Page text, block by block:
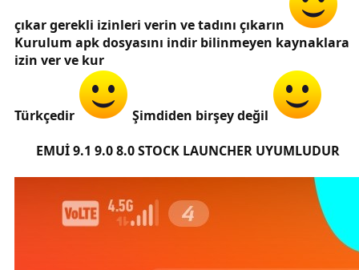
çıkar gerekli izinleri verin ve tadını çıkarın
Kurulum apk dosyasını indir bilinmeyen kaynaklara
izin ver ve kur
Türkçedir
Şimdiden birşey değil
EMUİ 9.1 9.0 8.0 STOCK LAUNCHER UYUMLUDUR